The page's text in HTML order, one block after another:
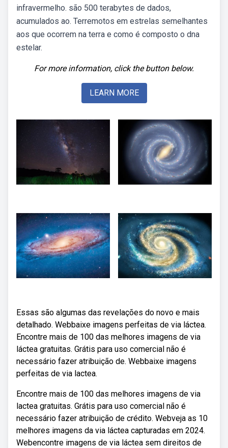
infravermelho. são 500 terabytes de dados,
acumulados ao. Terremotos em estrelas semelhantes
aos que ocorrem na terra e como é composto o dna
estelar.
For more information, click the button below.
LEARN MORE
Essas são algumas das revelações do novo e mais
detalhado. Webbaixe imagens perfeitas de via láctea.
Encontre mais de 100 das melhores imagens de via
láctea gratuitas. Grátis para uso comercial não é
necessário fazer atribuição de. Webbaixe imagens
perfeitas de via lactea.
Encontre mais de 100 das melhores imagens de via
lactea gratuitas. Grátis para uso comercial não é
necessário fazer atribuição de crédito. Webveja as 10
melhores imagens da via láctea capturadas em 2024.
Webencontre imagens de via láctea sem direitos de